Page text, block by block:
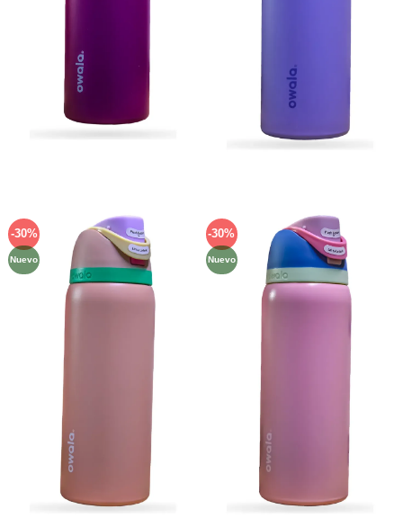
-30%
Nuevo
lista de
deseos
-30%
Nuevo
lista de
deseos